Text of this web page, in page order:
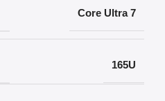
Core Ultra 7
165U